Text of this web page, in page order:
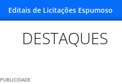
Editais de Licitações Espumoso
DESTAQUES
PUBLICIDADE